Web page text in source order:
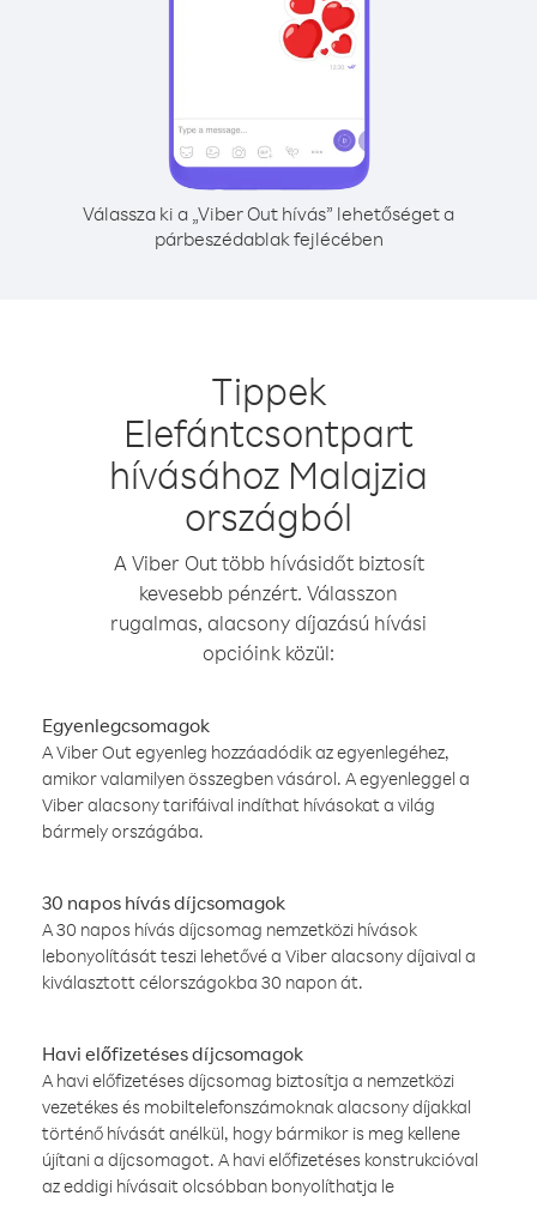
Válassza ki a „Viber Out hívás” lehetőséget a
párbeszédablak fejlécében
Tippek
Elefántcsontpart
hívásához Malajzia
országból
A Viber Out több hívásidőt biztosít
kevesebb pénzért. Válasszon
rugalmas, alacsony díjazású hívási
opcióink közül:
Egyenlegcsomagok
A Viber Out egyenleg hozzáadódik az egyenlegéhez,
amikor valamilyen összegben vásárol. A egyenleggel a
Viber alacsony tarifáival indíthat hívásokat a világ
bármely országába.
30 napos hívás díjcsomagok
A 30 napos hívás díjcsomag nemzetközi hívások
lebonyolítását teszi lehetővé a Viber alacsony díjaival a
kiválasztott célországokba 30 napon át.
Havi előfizetéses díjcsomagok
A havi előfizetéses díjcsomag biztosítja a nemzetközi
vezetékes és mobiltelefonszámoknak alacsony díjakkal
történő hívását anélkül, hogy bármikor is meg kellene
újítani a díjcsomagot. A havi előfizetéses konstrukcióval
az eddigi hívásait olcsóbban bonyolíthatja le